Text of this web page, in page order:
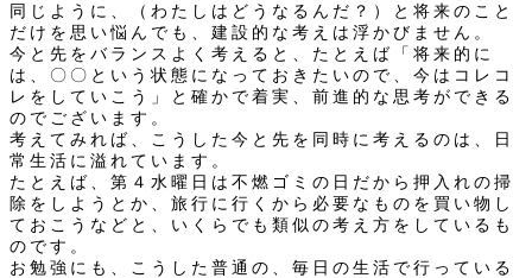
同じように、（わたしはどうなるんだ？）と将来のこと
だけを思い悩んでも、建設的な考えは浮かびません。
今と先をバランスよく考えると、たとえば「将来的に
は、〇〇という状態になっておきたいので、今はコレコ
レをしていこう」と確かで着実、前進的な思考ができる
のでございます。
考えてみれば、こうした今と先を同時に考えるのは、日
常生活に溢れています。
たとえば、第４水曜日は不燃ゴミの日だから押入れの掃
除をしようとか、旅行に行くから必要なものを買い物し
ておこうなどと、いくらでも類似の考え方をしているも
のです。
お勉強にも、こうした普通の、毎日の生活で行っている